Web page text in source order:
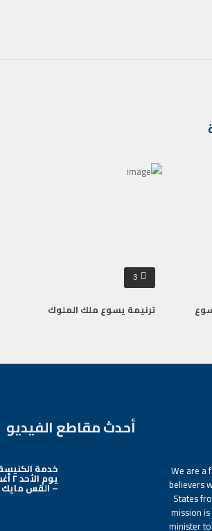
3
ترنيمة يسوع ملك الملوك
We are a
believers
States
mission
minister
أحدث مقاطع الفيديو
خدمة
– القس مايك